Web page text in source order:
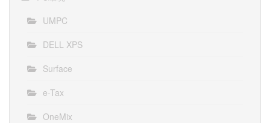
UMPC
DELL XPS
Surface
e-Tax
OneMix